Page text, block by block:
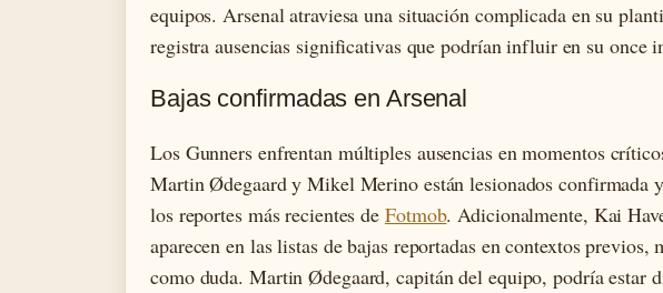
equipos. Arsenal atraviesa una situación complicada en su
registra ausencias significativas que podrían influir en su once
Bajas confirmadas en Arsenal
Los Gunners enfrentan múltiples ausencias en momentos
Martin Ødegaard y Mikel Merino están lesionados confirmada
los reportes más recientes de Fotmob. Adicionalmente, Kai
aparecen en las listas de bajas reportadas en contextos
como duda. Martin Ødegaard, capitán del equipo, podría estar